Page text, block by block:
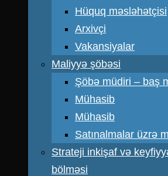
Hüquq məsləhətçisi
Arxivçi
Vakansiyalar
Maliyyə şöbəsi
Şöbə müdiri – baş
Mühasib
Mühasib
Satınalmalar üzrə
Strateji inkişaf və
bölməsi